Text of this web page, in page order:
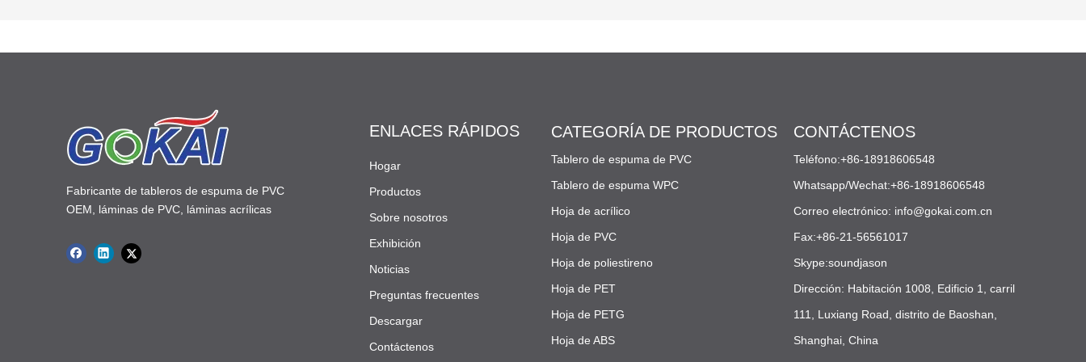
extruyen a alta temperatura
Fabricante de tableros de espuma de PVC
OEM, láminas de PVC, láminas acrílicas
ENLACES RÁPIDOS
Hogar
Productos
Sobre nosotros
Exhibición
Noticias
Preguntas frecuentes
Descargar
Contáctenos
CATEGORÍA DE PRODUCTOS
Tablero de espuma de PVC
Tablero de espuma WPC
Hoja de acrílico
Hoja de PVC
Hoja de poliestireno
Hoja de PET
Hoja de PETG
Hoja de ABS
CONTÁCTENOS
Teléfono:+86-18918606548
Whatsapp/Wechat:+86-18918606548
Correo electrónico: info@gokai.com.cn
Fax:+86-21-56561017
Skype:soundjason
Dirección: Habitación 1008, Edificio 1, carril
111, Luxiang Road, distrito de Baoshan,
Shanghai, China